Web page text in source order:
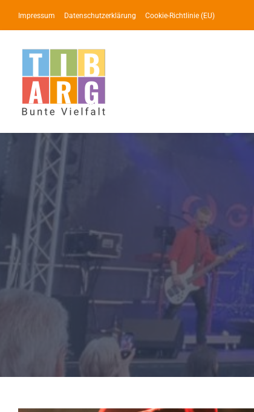
Inhalt
springen
Impressum Datenschutzerklärung Cookie-Richtlinie (EU)